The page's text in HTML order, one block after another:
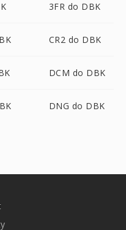
3FR do DBK
CR2 do DBK
DCM do DBK
DNG do DBK